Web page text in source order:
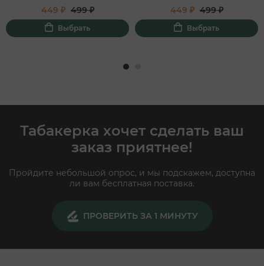
449 ₽ 499 ₽
Выбрать
449 ₽ 499 ₽
Выбрать
Табакерка хочет сделать ваш
заказ приятнее!
Пройдите небольшой опрос, и мы подскажем, доступна
ли вам бесплатная поставка.
ПРОВЕРИТЬ ЗА 1 МИНУТУ